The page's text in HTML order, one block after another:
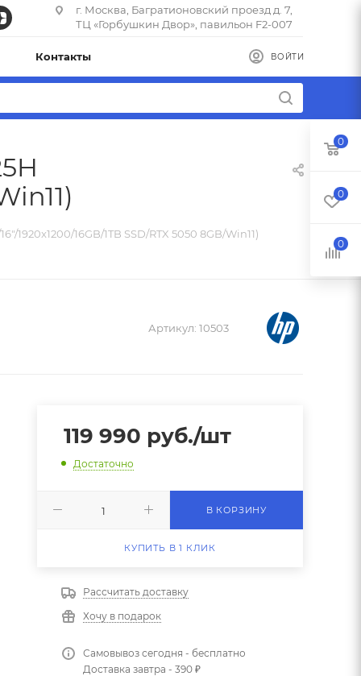
г. Москва, Багратионовский проезд д. 7,
ТЦ «Горбушкин Двор», павильон F2-007
ВОЙТИ
Контакты
1920x1200/16GB/1TB SSD/RTX 5050 8GB/Win11)
Артикул: 10503
119 990 руб./шт
Достаточно
В КОРЗИНУ
КУПИТЬ В 1 КЛИК
Рассчитать доставку
Хочу в подарок
Самовывоз сегодня - бесплатно
Доставка завтра - 390 ₽
0
0
0